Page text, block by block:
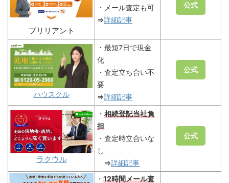
ブリリアント
・メール査定も可
⇒詳細記事
公式
ハウスクル
・最短7日で現金
化
・査定立ち合い不
要
⇒詳細記事
公式
ラクウル
・ 相続登記当社負
担
・査定時立合いな
し
⇒詳細記事
公式
・ 12時間メール査